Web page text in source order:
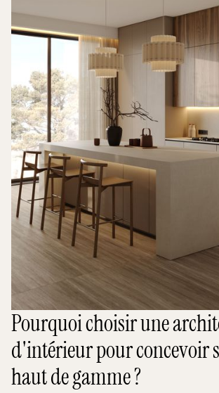
Pourquoi choisir une
d'intérieur pour concevoir
haut de gamme ?